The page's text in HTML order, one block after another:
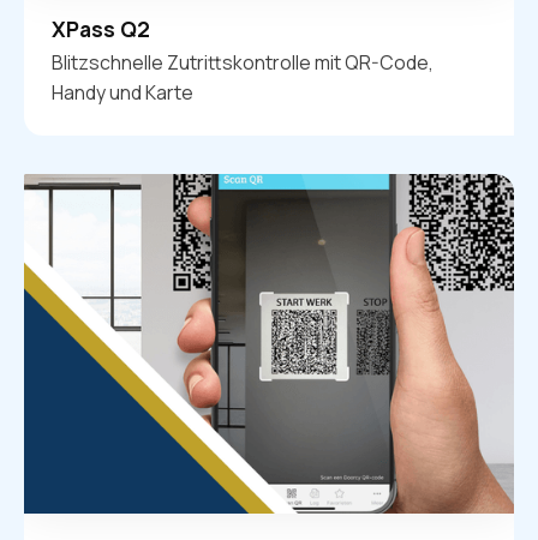
XPass Q2
Blitzschnelle Zutrittskontrolle mit QR-Code,
Handy und Karte